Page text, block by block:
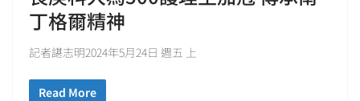
丁格爾精神
記者諶志明2024年5月24日 週五 上
Read More